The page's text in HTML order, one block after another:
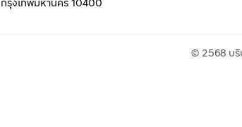
กรุงเทพมหานคร 10400
© 2568 บริ